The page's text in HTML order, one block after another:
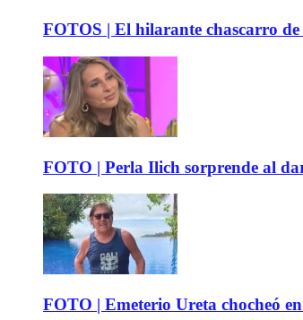
FOTOS | El hilarante chascarro
FOTO | Perla Ilich sorprende al
FOTO | Emeterio Ureta chocheó